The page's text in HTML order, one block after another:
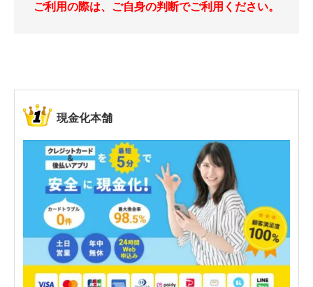
ご利用の際は、ご自身の判断でご利用ください。
現金化本舗